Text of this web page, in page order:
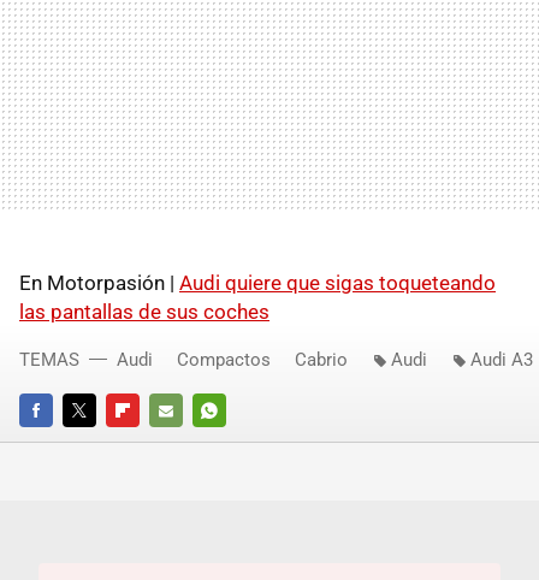
En Motorpasión | Audi quiere que sigas toqueteando
las pantallas de sus coches
FACEBOOKTWITTERFLIPBOARD
E-
WHATSAPP
TEMAS Audi Compactos Cabrio Audi Audi A3